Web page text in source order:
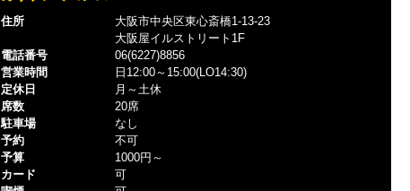
住所
大阪市中央区東心斎橋1-13-23
大阪屋イルストリート1F
電話番号
06(6227)8856
営業時間
日12:00～15:00(LO14:30)
定休日
月～土休
席数
20席
駐車場
なし
予約
不可
予算
1000円～
カード
可